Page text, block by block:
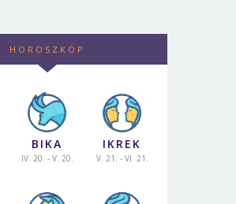
HOROSZKÓP
BIKA
IV. 20. - V. 20.
IKREK
V. 21. - VI. 21.